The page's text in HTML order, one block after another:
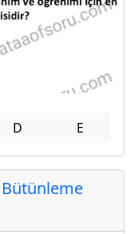
D E